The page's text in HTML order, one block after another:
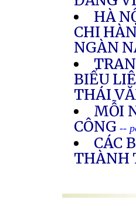
HÀ
CHI
NGÀN
BIỂU
THÁI
MỖI
CÔNG--
CÁC
THÀNH